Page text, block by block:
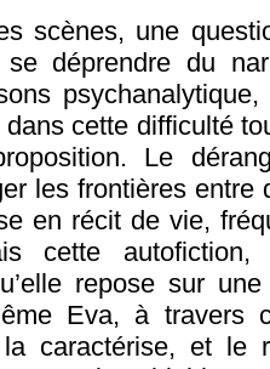
scènes, une
se déprendre du
dans cette difficulté
Le
les frontières entre
en récit de vie,
cette
repose sur
Eva, à travers
la caractérise, et le